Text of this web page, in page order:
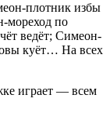
плотник избы
мореход по
ведёт; Симеон-
куёт… На всех
играет — всем